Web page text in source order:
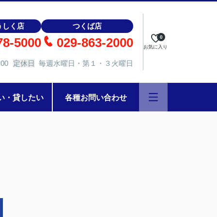
しく店
5000
つくば店
029-863-2000
定休日 毎週水曜日・第１・３火曜日
お気に入り
0
・貸したい 各種お問い合わせ